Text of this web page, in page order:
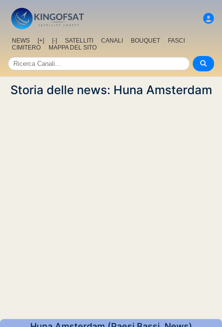
NEWS [+] [-] SATELLITI CANALI BOUQUET
FASCI
CIMITERO
MAPPA DEL SITO
Storia delle news: Huna Amsterdam